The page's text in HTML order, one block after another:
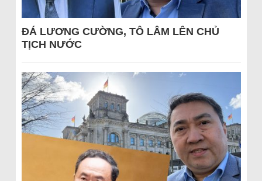
ĐÁ LƯƠNG CƯỜNG, TÔ LÂM LÊN CHỦ
TỊCH NƯỚC